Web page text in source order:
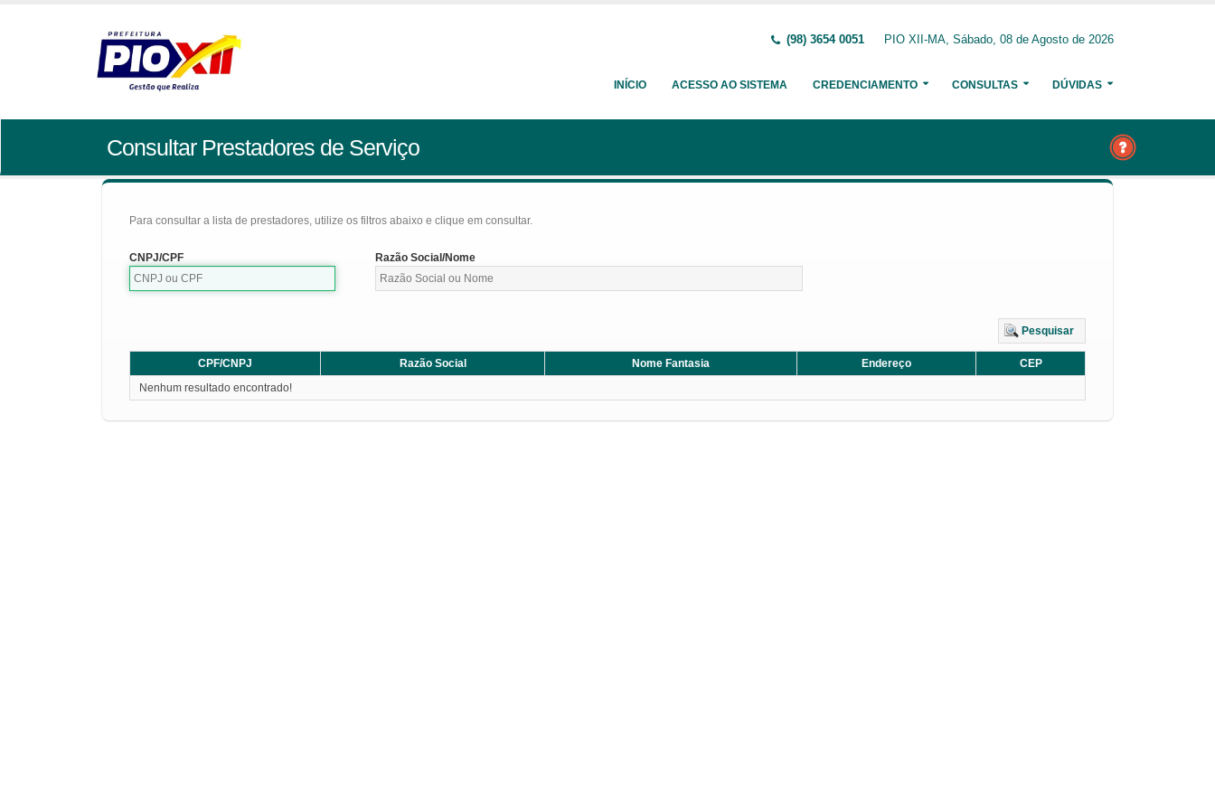
(98) 3654 0051 PIO XII-MA, Sábado, 08 de Agosto de 2026
INÍCIO ACESSO AO SISTEMA CREDENCIAMENTO CONSULTAS DÚVIDAS
Consultar Prestadores de Serviço
Para consultar a lista de prestadores, utilize os filtros abaixo e clique em consultar.
CNPJ/CPF Razão Social/Nome
Pesquisar
CPF/CNPJ Razão Social Nome Fantasia Endereço
CEP
Nenhum resultado encontrado!